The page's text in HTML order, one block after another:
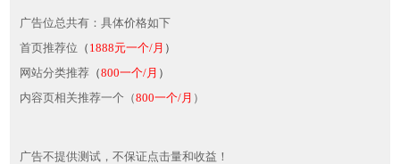
广告位总共有：具体价格如下
首页推荐位 （ 1888元一个/月 ）
网站分类推荐 （800一个/月 ）
内容页相关推荐一个（800一个/月 ）
广告不提供测试，不保证点击量和收益！